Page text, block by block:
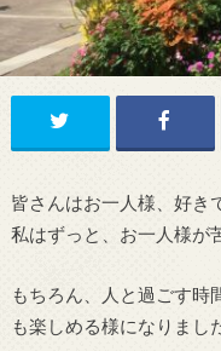
皆さんはお一人様、好き
私はずっと、お一人様が
もちろん、人と過ごす時
も楽しめる様になりまし